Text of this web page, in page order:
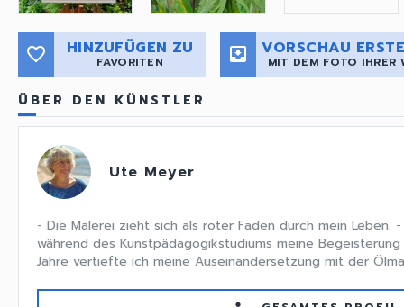
favorite_border HINZUFÜGEN ZU
FAVORITEN move_to_inbox VORSCHAU
MIT DEM FOTO IHRER
ÜBER DEN KÜNSTLER
Ute Meyer
- Die Malerei zieht sich als roter Faden durch mein
während des Kunstpädagogikstudiums meine
Jahre vertiefte ich meine Auseinandersetzung mit der